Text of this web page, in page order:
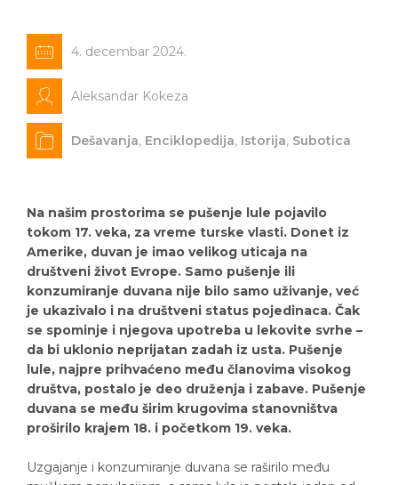
4. decembar 2024.
Aleksandar Kokeza
Dešavanja, Enciklopedija, Istorija, Subotica
Na našim prostorima se pušenje lule pojavilo
tokom 17. veka, za vreme turske vlasti. Donet iz
Amerike, duvan je imao velikog uticaja na
društveni život Evrope. Samo pušenje ili
konzumiranje duvana nije bilo samo uživanje, već
je ukazivalo i na društveni status pojedinaca. Čak
se spominje i njegova upotreba u lekovite svrhe –
da bi uklonio neprijatan zadah iz usta. Pušenje
lule, najpre prihvaćeno među članovima visokog
društva, postalo je deo druženja i zabave. Pušenje
duvana se među širim krugovima stanovništva
proširilo krajem 18. i početkom 19. veka.
Uzgajanje i konzumiranje duvana se raširilo među